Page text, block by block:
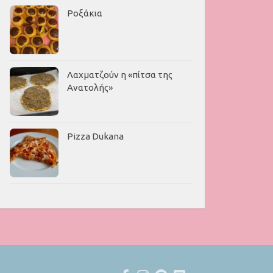
Ροξάκια
Λαχματζούν η «πίτσα της
Ανατολής»
Pizza Dukana